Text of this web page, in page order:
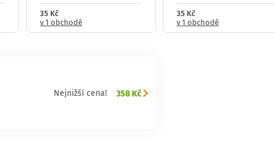
35 Kč
v 1 obchodě
35 Kč
v 1 obchodě
Nejnižší cena! 358 Kč